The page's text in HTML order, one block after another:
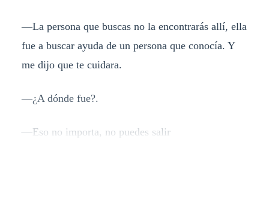
—La persona que buscas no la encontrarás allí, ella
fue a buscar ayuda de un persona que conocía. Y
me dijo que te cuidara.
—¿A dónde fue?.
—Eso no importa, no puedes salir